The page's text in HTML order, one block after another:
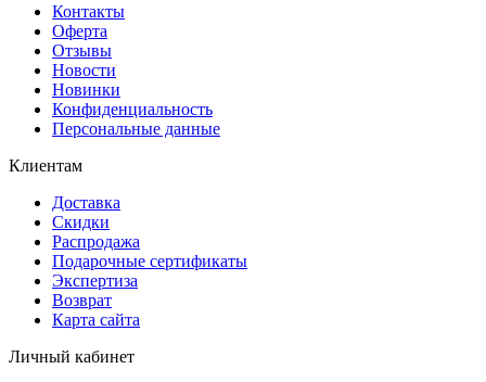
Контакты
Оферта
Отзывы
Новости
Новинки
Конфиденциальность
Персональные данные
Клиентам
Доставка
Скидки
Распродажа
Подарочные сертификаты
Экспертиза
Возврат
Карта сайта
Личный кабинет